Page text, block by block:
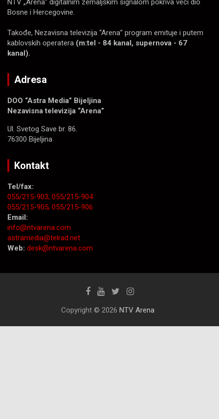
NTV „Arena“ digitalnim zemaljskim signalom pokriva veći dio
Bosne i Hercegovine.
Takođe, Nezavisna televizija “Arena” program emituje i putem
kablovskih operatera (m:tel - 84 kanal, supernova - 67
kanal).
Adresa
DOO “Astra Media” Bijeljina
Nezavisna televizija “Arena”
Ul. Svetog Save br. 86.
76300 Bijeljina
Kontakt
Tel/fax:
055/215-903; 055/215-904
055/215-905; 055/215-906
Email:
info@ntvarena.com
astramedia@telrad.net
Web: desk@ntvarena.com
Copyright © 2026 NTV Arena